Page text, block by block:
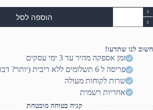
כמות
של
TX-
Professional
הוספה לסל
חשוב לנו שתדעו!
זמן אספקה מהיר עד 3 ימי עסקים
פריסה ל 6 תשלומים ללא ריבית (יותר? דברו איתנו)
שרות לקוחות מעולה
אחריות רשמית
קניה בטוחה מובטחת